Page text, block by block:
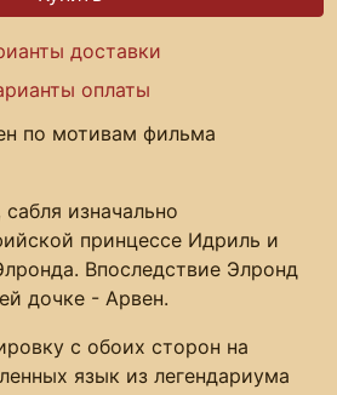
доставки
оплаты
по мотивам фильма
изначально
принцессе Идриль и
Впоследствие Элронд
дочке - Арвен.
с обоих сторон на
язык из легендариума